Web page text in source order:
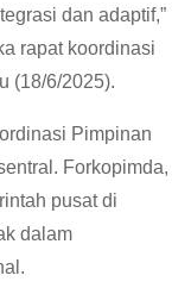
dan adaptif,”
rapat koordinasi
(18/6/2025).
Pimpinan
Forkopimda,
pusat di
dalam